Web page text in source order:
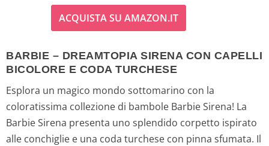
p
r
e
z
z
p
r
e
z
z
ACQUISTA SU AMAZON.IT
BARBIE – DREAMTOPIA SIRENA CON CAPELLI
BICOLORE E CODA TURCHESE
Esplora un magico mondo sottomarino con la
coloratissima collezione di bambole Barbie Sirena! La
Barbie Sirena presenta uno splendido corpetto ispirato
alle conchiglie e una coda turchese con pinna sfumata. Il